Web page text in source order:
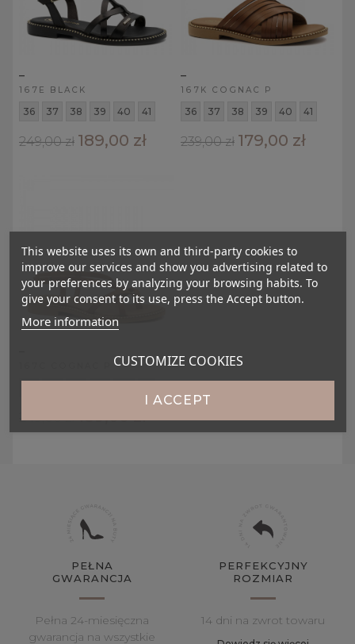
167E BLACK
36 37 38 39 40 41
249,00 zł 189,00 zł
167K COGNAC P
36 37 38 39 40 41
239,00 zł 179,00 zł
249,00 zł 189,00 zł
PEŁNA
GWARANCJA
Pełna 24-miesięczna
gwarancja na wszystkie
PERFEKCYJNY
ROZMIAR
14 dni na zwrot towaru
This website uses its own and third-party cookies to
improve our services and show you advertising related to
your preferences by analyzing your browsing habits. To
give your consent to its use, press the Accept button.
More information
CUSTOMIZE COOKIES
I ACCEPT